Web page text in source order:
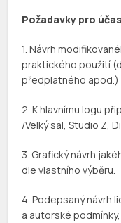
Požadavky pro
1. Návrh
praktického použití
předplatného apod.)
2. K hlavnímu logu
/Velký sál, Studio Z,
3. Grafický návrh
dle vlastního výběru.
4. Podepsaný návrh
a autorské